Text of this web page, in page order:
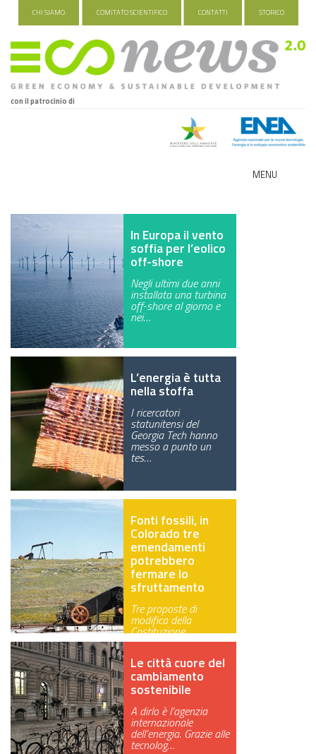
CHI SIAMO COMITATO SCIENTIFICO CONTATTI STORICO
con il patrocinio di
MENU
INDUSTRIA VERDE
FOOD&TRAVEL
HEALTH&WELLNESS
GREEN TECH
ECO-EVENTI
ECOINCENTRIAMOCI
In Europa il vento
soffia per l’eolico
off-shore
Negli ultimi due anni
installata una turbina
off-shore al giorno e
nei…
L’energia è tutta
nella stoffa
I ricercatori
statunitensi del
Georgia Tech hanno
messo a punto un
tes…
Fonti fossili, in
Colorado tre
emendamenti
potrebbero
fermare lo
sfruttamento
Tre proposte di
modifica della
Costituzione
introducono limiti di
Le città cuore del
cambiamento
sostenibile
A dirlo è l’agenzia
internazionale
dell’energia. Grazie alle
tecnolog…